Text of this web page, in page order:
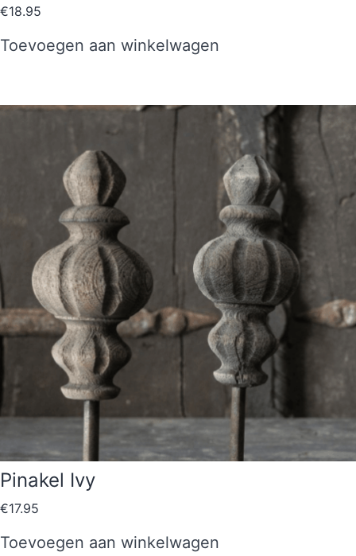
€18.95
Toevoegen aan winkelwagen
Pinakel Ivy
€17.95
Toevoegen aan winkelwagen